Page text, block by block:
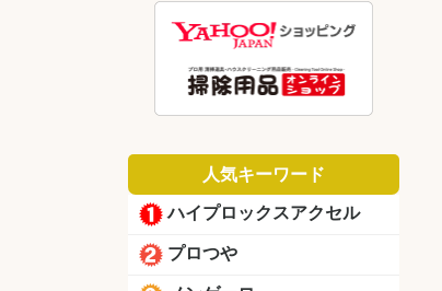
人気キーワード
ハイプロックスアクセル
プロつや